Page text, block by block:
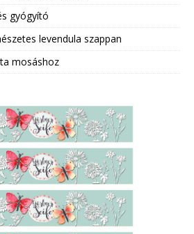
gyógyító
levendula szappan
mosáshoz